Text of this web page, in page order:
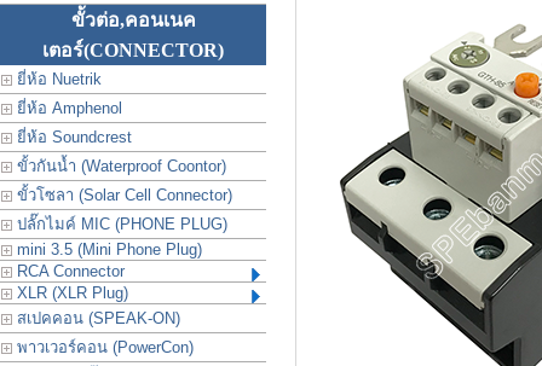
ขั้วต่อ,คอนเนค
เตอร์(CONNECTOR)
ยี่ห้อ Nuetrik
ยี่ห้อ Amphenol
ยี่ห้อ Soundcrest
ขั้วกันน้ำ (Waterproof Coontor)
ขั้วโซลา (Solar Cell Connector)
ปลั๊กไมค์ MIC (PHONE PLUG)
mini 3.5 (Mini Phone Plug)
RCA Connector
XLR (XLR Plug)
สเปคคอน (SPEAK-ON)
พาวเวอร์คอน (PowerCon)